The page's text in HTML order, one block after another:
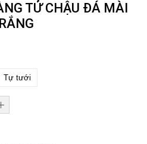
TỬ CHẬU ĐÁ MÀI
Tự tưới